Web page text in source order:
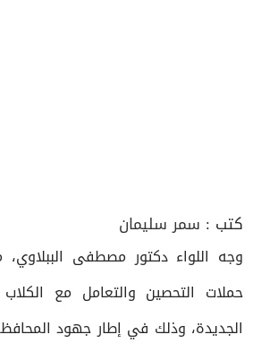
كتب : سمر سليمان
وجه اللواء دكتور مصطفى الببلاوي،
حملات التحصين والتعامل مع الكلاب
الجديدة، وذلك في إطار جهود